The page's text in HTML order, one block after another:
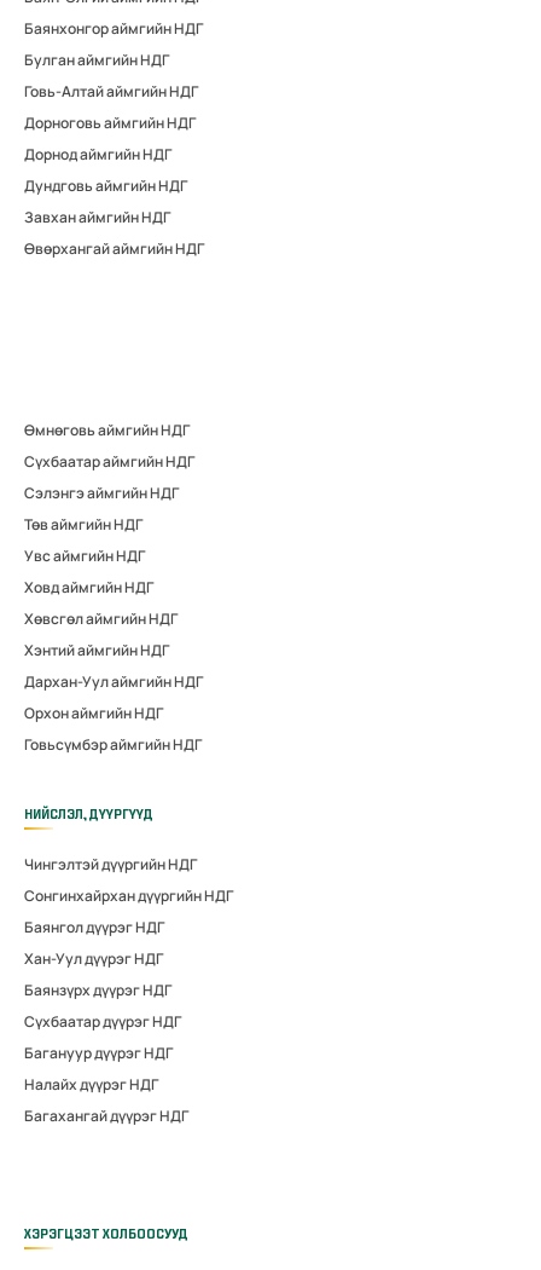
Баянхонгор аймгийн НДГ
Булган аймгийн НДГ
Говь-Алтай аймгийн НДГ
Дорноговь аймгийн НДГ
Дорнод аймгийн НДГ
Дундговь аймгийн НДГ
Завхан аймгийн НДГ
Өвөрхангай аймгийн НДГ
Өмнөговь аймгийн НДГ
Сүхбаатар аймгийн НДГ
Сэлэнгэ аймгийн НДГ
Төв аймгийн НДГ
Увс аймгийн НДГ
Ховд аймгийн НДГ
Хөвсгөл аймгийн НДГ
Хэнтий аймгийн НДГ
Дархан-Уул аймгийн НДГ
Орхон аймгийн НДГ
Говьсүмбэр аймгийн НДГ
НИЙСЛЭЛ, ДҮҮРГҮҮД
Чингэлтэй дүүргийн НДГ
Сонгинхайрхан дүүргийн НДГ
Баянгол дүүрэг НДГ
Хан-Уул дүүрэг НДГ
Баянзүрх дүүрэг НДГ
Сүхбаатар дүүрэг НДГ
Багануур дүүрэг НДГ
Налайх дүүрэг НДГ
Багахангай дүүрэг НДГ
ХЭРЭГЦЭЭТ ХОЛБООСУУД